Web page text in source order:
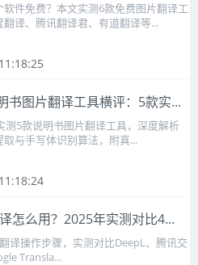
软件免费？本文实测6款免费图片翻译工
译、腾讯翻译君、有道翻译等...
书图片翻译工具横评：5款实...
测5款说明书图片翻译工具，深度解析
取与手写体识别算法，附真...
怎么用？2025年实测对比4...
译操作步骤，实测对比DeepL、腾讯交
Transla...